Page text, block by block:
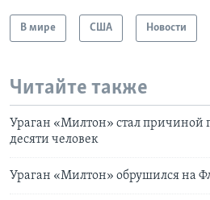
В мире США Новости
Читайте также
Ураган «Милтон» стал
десяти человек
Ураган «Милтон» обрушился на